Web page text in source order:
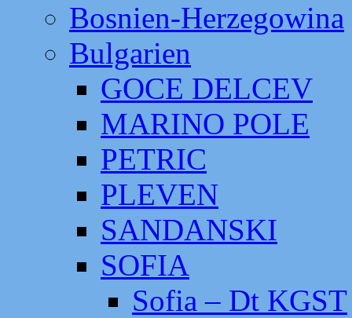
Bosnien-Herzegowina
Bulgarien
GOCE DELCEV
MARINO POLE
PETRIC
PLEVEN
SANDANSKI
SOFIA
Sofia – Dt KGST